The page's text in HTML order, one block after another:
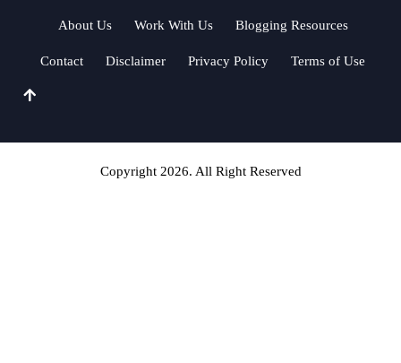
About Us Work With Us Blogging Resources
Contact Disclaimer Privacy Policy Terms of Use
Copyright 2026. All Right Reserved